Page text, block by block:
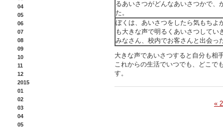
るあいさつがどんなあいさつかで、
た。
ぼくは、あいさつをしたら気もちよ
も大きな声で明るくあいさつしてい
みなさん、校内でお客さんと出会っ
大きな声であいさつすると自分も相
これからの生活でいつでも、どこで
す。
«
04
05
06
07
08
09
10
11
12
2015
01
02
03
04
05